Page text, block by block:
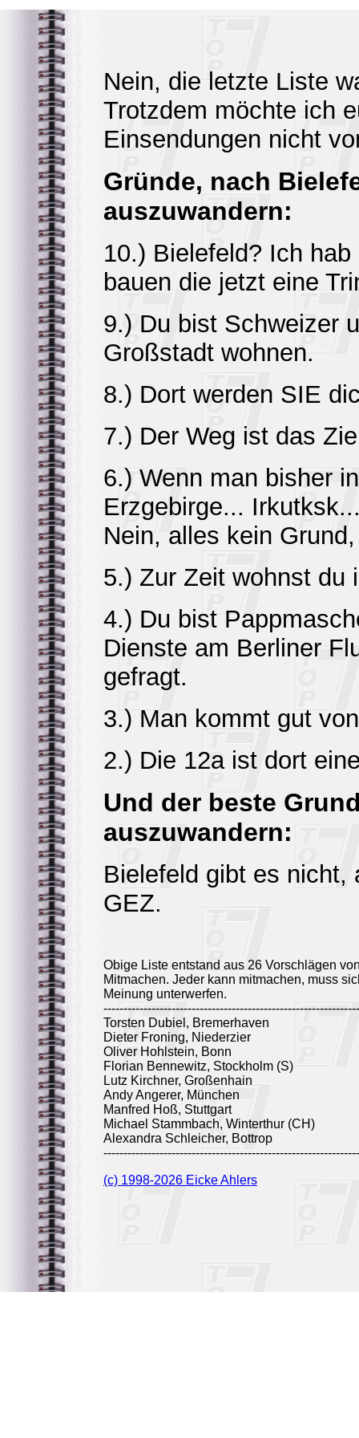
Nein, die letzte Liste
Trotzdem möchte ich
Einsendungen nicht
Gründe, nach
auszuwandern:
10.) Bielefeld? Ich
bauen die jetzt eine
9.) Du bist Schweizer
Großstadt wohnen.
8.) Dort werden SIE
7.) Der Weg ist das
6.) Wenn man bisher
Erzgebirge...
Nein, alles kein
5.) Zur Zeit wohnst du
4.) Du bist
Dienste am Berliner
gefragt.
3.) Man kommt gut
2.) Die 12a ist dort
Und der beste
auszuwandern:
Bielefeld gibt es nicht,
GEZ.
Obige Liste entstand aus 26 Vorschlägen
Mitmachen. Jeder kann mitmachen, muss
Meinung unterwerfen.
Torsten Dubiel, Bremerhaven
Dieter Froning, Niederzier
Oliver Hohlstein, Bonn
Florian Bennewitz, Stockholm (S)
Lutz Kirchner, Großenhain
Andy Angerer, München
Manfred Hoß, Stuttgart
Michael Stammbach, Winterthur (CH)
Alexandra Schleicher, Bottrop
(c) 1998-2026 Eicke Ahlers